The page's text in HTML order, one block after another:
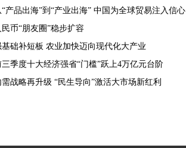
“产品出海”到“产业出海” 中国为全球贸易注入信心
民币“朋友圈”稳步扩容
基础补短板 农业加快迈向现代化大产业
三季度十大经济强省“门槛”跃上4万亿元台阶
需战略再升级 “民生导向”激活大市场新红利